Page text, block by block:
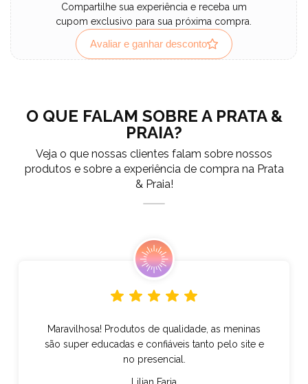
Compartilhe sua experiência e receba um
cupom exclusivo para sua próxima compra.
Avaliar e ganhar desconto
O QUE FALAM SOBRE A PRATA &
PRAIA?
Veja o que nossas clientes falam sobre nossos
produtos e sobre a experiência de compra na Prata
& Praia!
Maravilhosa! Produtos de qualidade, as meninas
são super educadas e confiáveis tanto pelo site e
no presencial.